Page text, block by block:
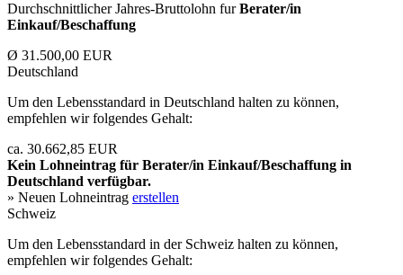
Durchschnittlicher Jahres-Bruttolohn furBerater/in
Einkauf/Beschaffung
Ø 31.500,00 EUR
Deutschland
Um den Lebensstandard in Deutschland halten zu können,
empfehlen wir folgendes Gehalt:
ca. 30.662,85 EUR
Kein Lohneintrag für Berater/in Einkauf/Beschaffung in
Deutschland verfügbar.
» Neuen Lohneintrag erstellen
Schweiz
Um den Lebensstandard in der Schweiz halten zu können,
empfehlen wir folgendes Gehalt: